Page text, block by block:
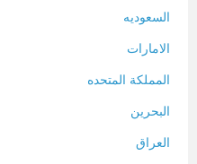
السعوديه
الامارات
المملكة المتحده
البحرين
العراق